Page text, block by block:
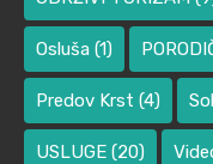
Osluša (1)
Predov Krst (4)
USLUGE (20)